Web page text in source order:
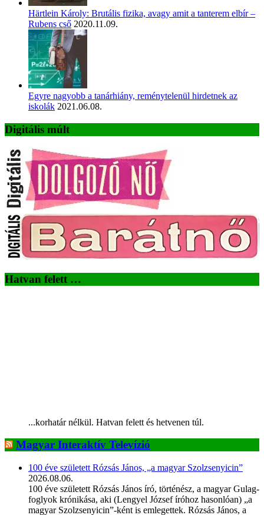
Härtlein Károly: Brutális fizika, avagy amit a tanterem elbír –
Rubens cső 2020.11.09.
Egyre nagyobb a tanárhiány, reménytelenül hirdetnek az
iskolák 2021.06.08.
Digitális múlt
Hatvan felett …
...korhatár nélkül. Hatvan felett és hetvenen túl.
Magyar Interaktív Televízió
100 éve született Rózsás János, „a magyar Szolzsenyicin”
2026.08.06.
100 éve született Rózsás János író, történész, a magyar Gulag-
foglyok krónikása, aki (Lengyel József íróhoz hasonlóan) „a
magyar Szolzsenyicin”-ként is emlegettek. Rózsás János, a